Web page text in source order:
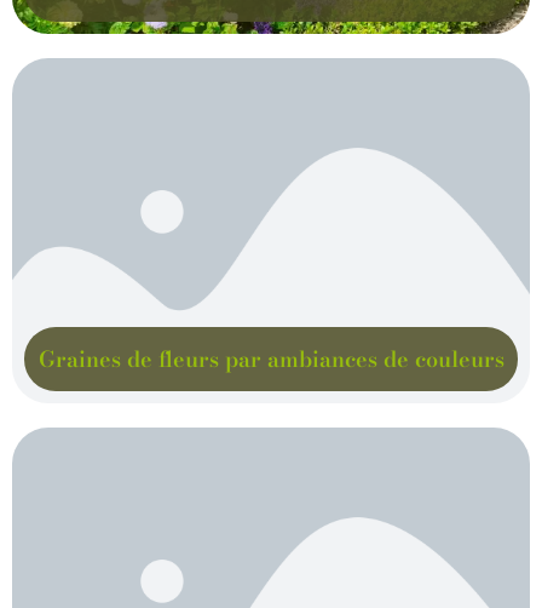
Graines de fleurs par ambiances de couleurs